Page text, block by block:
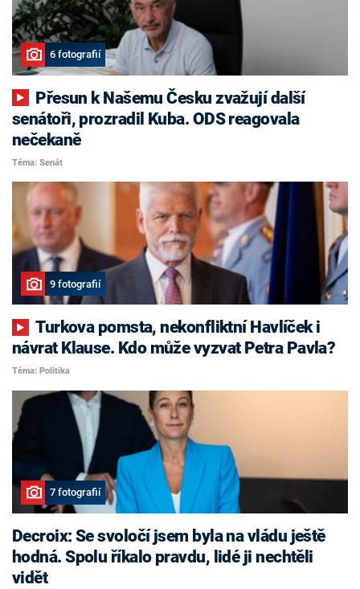
6 fotografií
senátoři, prozradil Kuba. ODS reagovala
nečekaně
Téma: Senát
9 fotografií
Turkova pomsta, nekonfliktní Havlíček i
návrat Klause. Kdo může vyzvat Petra Pavla?
Téma: Politika
7 fotografií
Decroix: Se svoločí jsem byla na vládu ještě
hodná. Spolu říkalo pravdu, lidé ji nechtěli
vidět